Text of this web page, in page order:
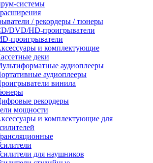
системы
/ рекордеры / тюнеры
DVD/HD-проигрыватели
проигрыватели
и комплектующие
деки
аудиоплееры
аудиоплееры
винила
рекордеры
мощности
и комплектующие для
для наушников